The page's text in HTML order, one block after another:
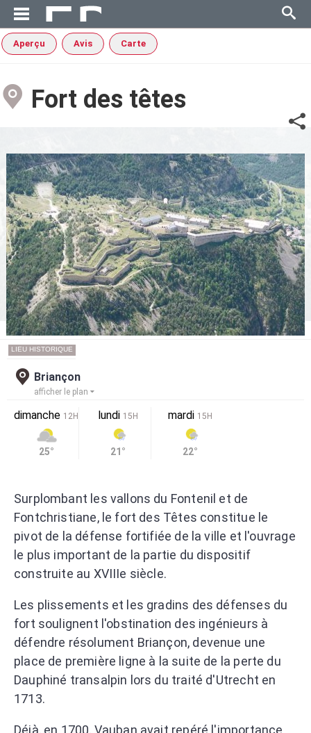
Aperçu Avis Carte
Fort des têtes
LIEU HISTORIQUE
Briançon
afficher le plan
dimanche 12H
25°
lundi 15H
21°
mardi 15H
22°
Surplombant les vallons du Fontenil et de
Fontchristiane, le fort des Têtes constitue le
pivot de la défense fortifiée de la ville et l'ouvrage
le plus important de la partie du dispositif
construite au XVIIIe siècle.
Les plissements et les gradins des défenses du
fort soulignent l'obstination des ingénieurs à
défendre résolument Briançon, devenue une
place de première ligne à la suite de la perte du
Dauphiné transalpin lors du traité d'Utrecht en
1713.
Déjà, en 1700, Vauban avait repéré l'importance